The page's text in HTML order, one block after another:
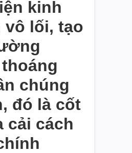
kinh
vô lối, tạo
chúng
đó là cốt
cải cách